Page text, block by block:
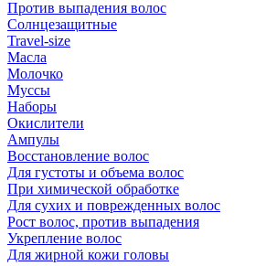
Против выпадения волос
Солнцезащитные
Travel-size
Масла
Молочко
Муссы
Наборы
Окислители
Ампулы
Восстановление волос
Для густоты и объема волос
При химической обработке
Для сухих и поврежденных волос
Рост волос, против выпадения
Укрепление волос
Для жирной кожи головы